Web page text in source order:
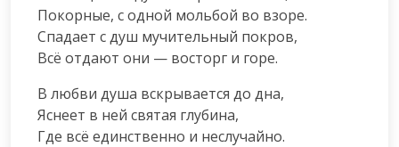
Покорные, с одной мольбой во взоре.
Спадает с душ мучительный покров,
Всё отдают они — восторг и горе.
В любви душа вскрывается до дна,
Яснеет в ней святая глубина,
Где всё единственно и неслучайно.